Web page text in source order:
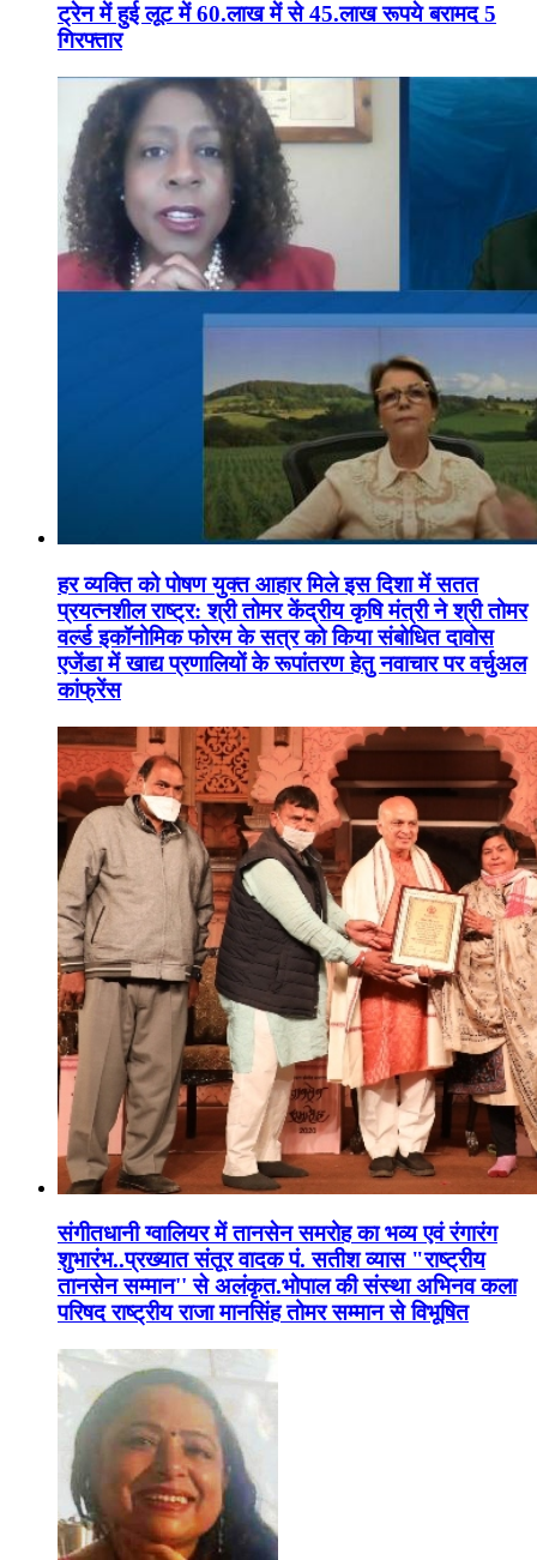
ट्रेन में हुई लूट में 60.लाख में से 45.लाख रूपये बरामद 5
गिरफ्तार
हर व्यक्ति को पोषण युक्त आहार मिले इस दिशा में सतत
प्रयत्नशील राष्ट्र: श्री तोमर केंद्रीय कृषि मंत्री ने श्री तोमर
वर्ल्ड इकॉनोमिक फोरम के सत्र को किया संबोधित दावोस
एजेंडा में खाद्य प्रणालियों के रूपांतरण हेतु नवाचार पर वर्चुअल
कांफ्रेंस
संगीतधानी ग्वालियर में तानसेन समरोह का भव्य एवं रंगारंग
शुभारंभ..प्रख्यात संतूर वादक पं. सतीश व्यास "राष्ट्रीय
तानसेन सम्मान'' से अलंकृत.भोपाल की संस्था अभिनव कला
परिषद राष्ट्रीय राजा मानसिंह तोमर सम्मान से विभूषित